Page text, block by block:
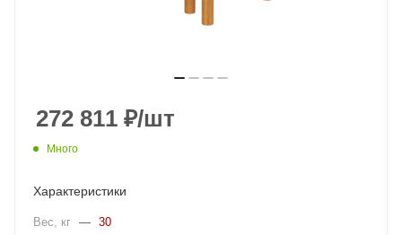
272 811 ₽/шт
Много
Характеристики
Вес, кг — 30